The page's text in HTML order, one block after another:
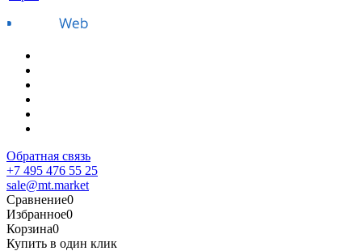
Обратная связь
+7 495 476 55 25
sale@mt.market
Сравнение0
Избранное0
Корзина0
Купить в один клик